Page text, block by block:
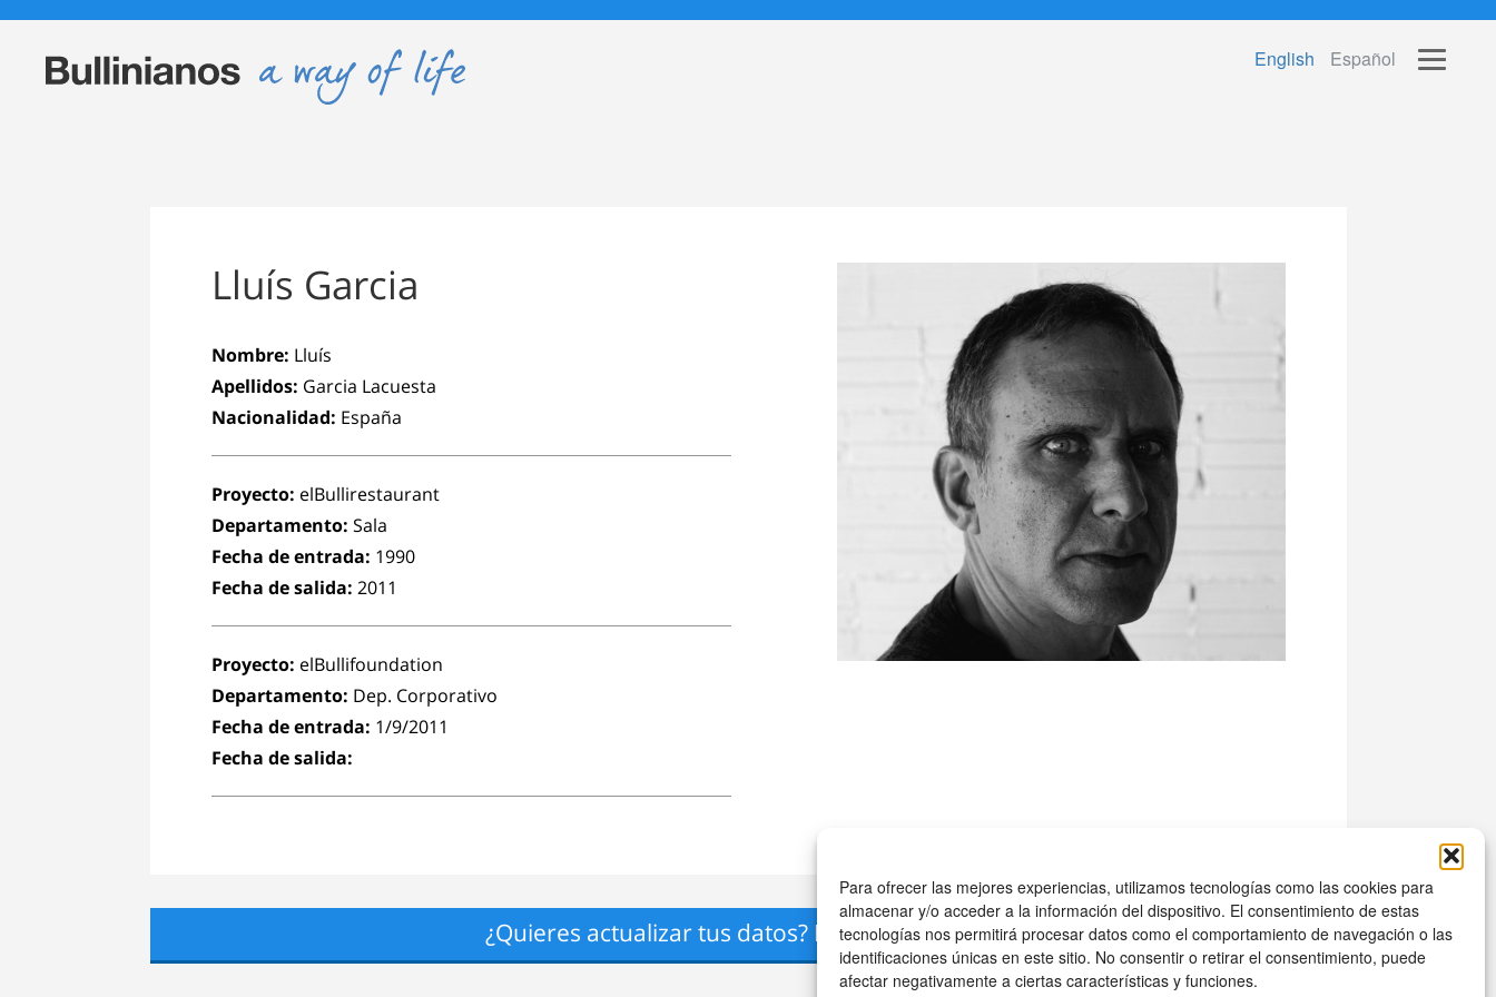
Para ofrecer las mejores experiencias, utilizamos tecnologías como las cookies para
almacenar y/o acceder a la información del dispositivo. El consentimiento de estas
tecnologías nos permitirá procesar datos como el comportamiento de navegación o las
identificaciones únicas en este sitio. No consentir o retirar el consentimiento, puede
afectar negativamente a ciertas características y funciones.
English Español
Lluís Garcia
Nombre: Lluís
Apellidos: Garcia Lacuesta
Nacionalidad: España
Proyecto: elBullirestaurant
Departamento: Sala
Fecha de entrada: 1990
Fecha de salida: 2011
Proyecto: elBullifoundation
Departamento: Dep. Corporativo
Fecha de entrada: 1/9/2011
Fecha de salida:
¿Quieres actualizar tus datos? Envíanos un mail